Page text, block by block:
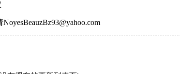
NoyesBeauzBz93@yahoo.com